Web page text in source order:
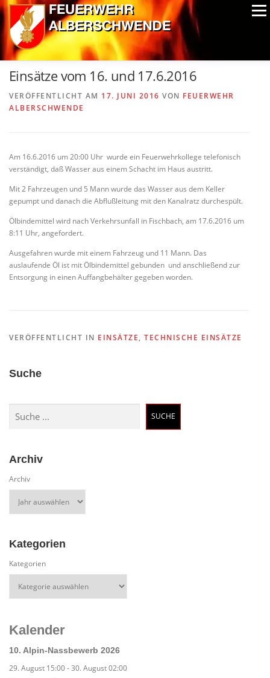
Zum
Inhalt
springen
Menü
ALPIN-NASSWETTBEWERB MITGLIEDER
AUSRÜSTUNG CHRONIK EXTRAS
Einsätze vom 16. und 17.6.2016
VERÖFFENTLICHT AM 17. JUNI 2016 VON FEUERWEHR
ALBERSCHWENDE
Am 16.6.2016 um 20:00 Uhr wurde ein Feuerwehrkollege telefonisch
verständigt, daß Wasser aus einem Schacht im Haus austritt.
Mit 2 Fahrzeugen und 5 Mann wurde das Wasser aus dem Keller
gepumpt und danach die Abflußleitung mit den Kanalratz durchespült.
Ölbindemittel wird nach Verkehrsunfall in Fischbach, am 17.6.2016 um
8:11 Uhr, angefordert.
Ausgefahren wurde mit einem Fahrzeug und 11 Mann. Das
auslaufende Öl ist mit Ölbindemittel gebunden und anschließend zur
Entsorgung in einen Auffangbehälter gegeben worden.
VERÖFFENTLICHT IN EINSÄTZE, TECHNISCHE EINSÄTZE
Suche
SUCHE
Archiv
Archiv
Kategorien
Kategorien
Kalender
10. Alpin-Nassbewerb 2026
29. August 15:00-30. August 02:00